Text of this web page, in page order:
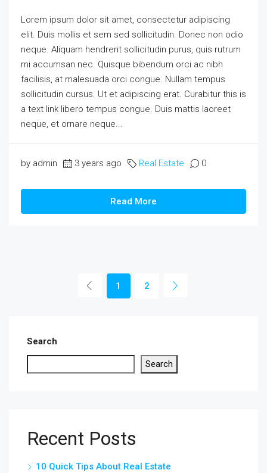
Lorem ipsum dolor sit amet, consectetur adipiscing
elit. Duis mollis et sem sed sollicitudin. Donec non odio
neque. Aliquam hendrerit sollicitudin purus, quis rutrum
mi accumsan nec. Quisque bibendum orci ac nibh
facilisis, at malesuada orci congue. Nullam tempus
sollicitudin cursus. Ut et adipiscing erat. Curabitur this is
a text link libero tempus congue. Duis mattis laoreet
neque, et ornare neque...
by admin 3 years ago Real Estate 0
Read More
1 2
Search
Search
Recent Posts
10 Quick Tips About Real Estate